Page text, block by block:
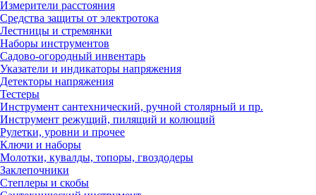
Измерители расстояния
Средства защиты от электротока
Лестницы и стремянки
Наборы инструментов
Садово-огородный инвентарь
Указатели и индикаторы напряжения
Детекторы напряжения
Тестеры
Инструмент сантехнический, ручной столярный и пр.
Инструмент режущий, пилящий и колющий
Рулетки, уровни и прочее
Ключи и наборы
Молотки, кувалды, топоры, гвоздодеры
Заклепочники
Степлеры и скобы